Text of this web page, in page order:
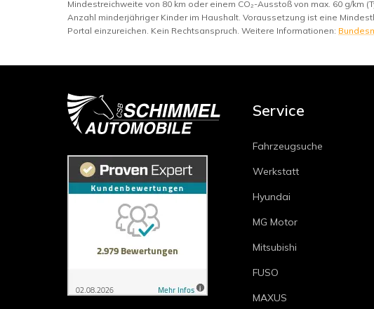
Mindestreichweite von 80 km oder einem CO₂-Ausstoß von max. 60 g/
Anzahl minderjähriger Kinder im Haushalt. Voraussetzung ist eine
Portal einzureichen. Kein Rechtsanspruch. Weitere Informationen:
Service
Fahrzeugsuche
Werkstatt
Hyundai
MG Motor
Mitsubishi
FUSO
MAXUS